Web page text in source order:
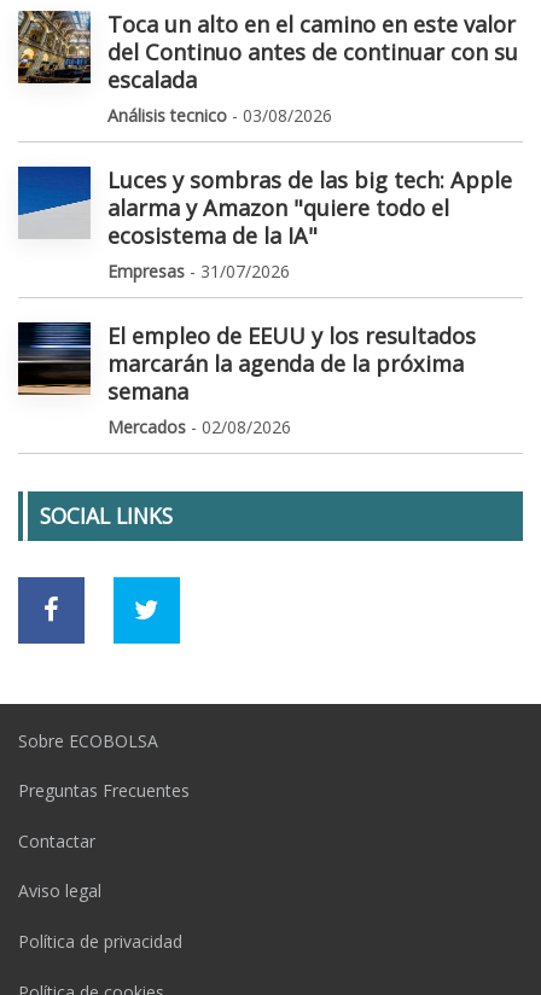
Toca un alto en el camino en este valor
del Continuo antes de continuar con su
escalada
Análisis tecnico - 03/08/2026
Luces y sombras de las big tech: Apple
alarma y Amazon "quiere todo el
ecosistema de la IA"
Empresas - 31/07/2026
El empleo de EEUU y los resultados
marcarán la agenda de la próxima
semana
Mercados - 02/08/2026
SOCIAL LINKS
Sobre ECOBOLSA
Preguntas Frecuentes
Contactar
Aviso legal
Política de privacidad